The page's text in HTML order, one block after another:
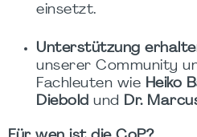
einsetzt.
Unterstützung
unserer Community
Fachleuten wie Heiko
Diebold und Dr.